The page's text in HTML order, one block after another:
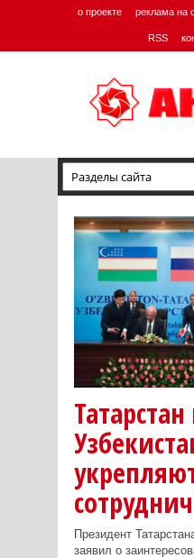
о проекте реклама на
RSS
Президент
заявил о